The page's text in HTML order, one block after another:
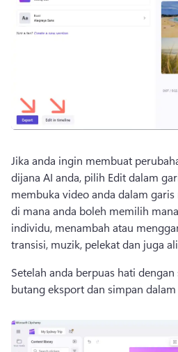
Jika anda ingin membuat
dijana AI anda, pilih Edit dalam
membuka video anda dalam
di mana anda boleh memilih
individu, menambah atau
transisi, muzik, pelekat dan juga
Setelah anda berpuas hati
butang eksport dan simpan dalam